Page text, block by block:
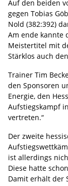
Auf den beiden
gegen Tobias
Nold (382:392)
Am ende kannte
Meistertitel mit
Stärklos auch
Trainer Tim
den Sponsoren
Energie, den
Aufstiegskampf
vertreten.“
Der zweite
ist allerdings
Diese hatte
Damit erhält der